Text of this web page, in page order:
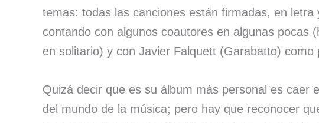
temas: todas las canciones están firmadas, en letra
contando con algunos coautores en algunas pocas
en solitario) y con Javier Falquett (Garabatto) como
Quizá decir que es su álbum más personal es caer
del mundo de la música; pero hay que reconocer